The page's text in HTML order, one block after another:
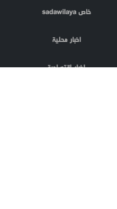
خاص sadawilaya
اخبار محلية
اخبار اقتصادية